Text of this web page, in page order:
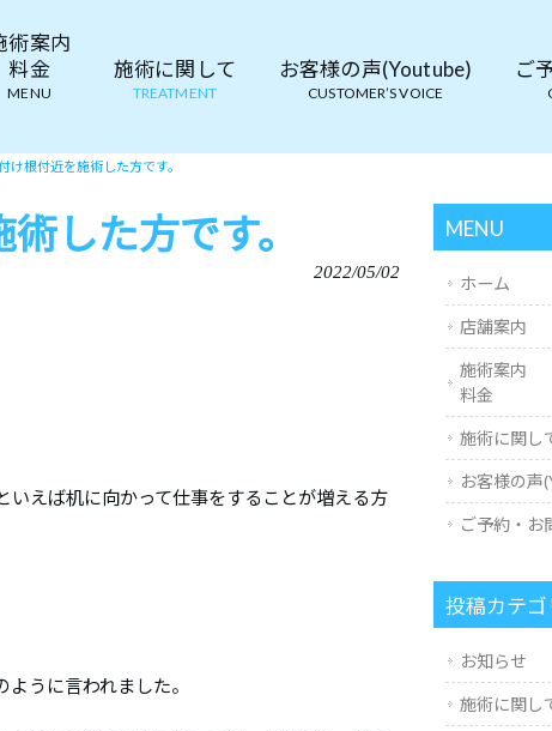
術案内
料金
MENU
施術に関して
TREATMENT
お客様の声(Youtube)
CUSTOMER’S VOICE
ご
け根付近を施術した方です。
した方です。
2022/05/02
えば机に向かって仕事をすることが増える方
うに言われました。
MENU
ホーム
店舗案内
施術案内
料金
施術に関し
お客様の声
ご予約・お
投稿カテゴ
お知らせ
施術に関し